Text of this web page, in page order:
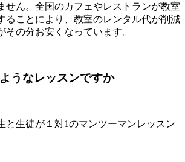
せん。全国のカフェやレストランが教室
ることにより、教室のレンタル代が削減
その分お安くなっています。
うなレッスンですか
と生徒が１対1のマンツーマンレッスン